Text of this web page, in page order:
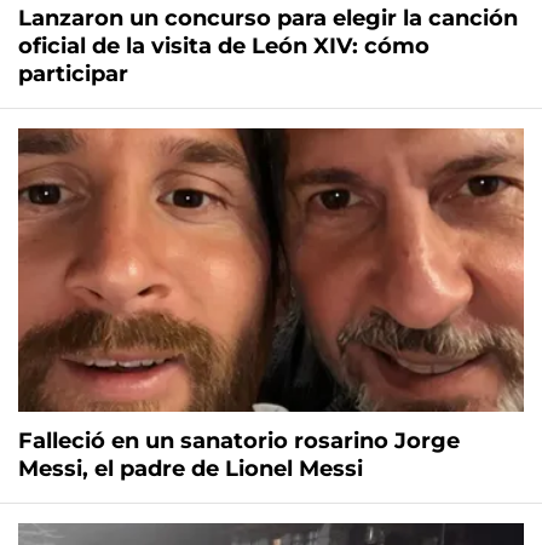
Lanzaron un concurso para elegir la canción
oficial de la visita de León XIV: cómo
participar
Falleció en un sanatorio rosarino Jorge
Messi, el padre de Lionel Messi